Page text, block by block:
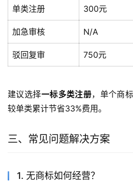
单类注册 300元
加急审核 N/A
驳回复审 750元
建议选择一标多类注册，单个商
较单类累计节省33%费用。
三、常见问题解决方案
1. 无商标如何经营？